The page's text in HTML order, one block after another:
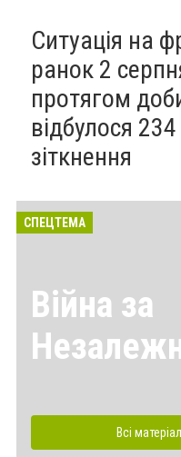
Ситуація на
ранок 2
протягом
відбулося
зіткнення
СПЕЦТЕМА
Війна за
Всі